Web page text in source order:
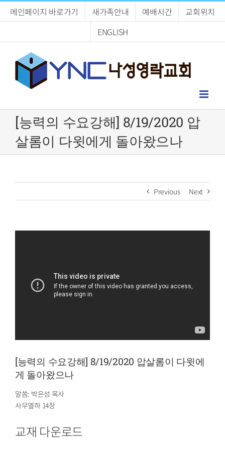
메인페이지 바로가기 새가족안내 예배시간
교회위치
ENGLISH
[능력의 수요강해] 8/19/2020 압
살롬이 다윗에게 돌아왔으나
Previous Next
[능력의 수요강해] 8/19/2020 압살롬이 다윗에
게 돌아왔으나
말씀: 박은성 목사
사무엘하 14장
교재 다운로드